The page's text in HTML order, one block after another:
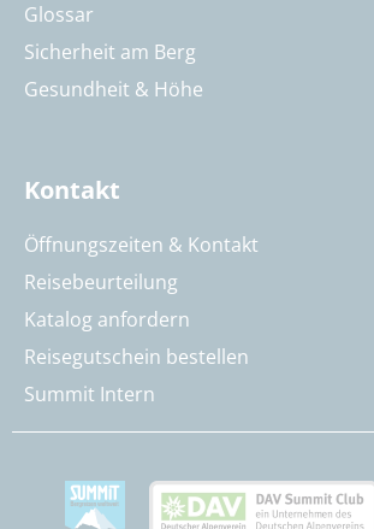
Glossar
Sicherheit am Berg
Gesundheit & Höhe
Kontakt
Öffnungszeiten & Kontakt
Reisebeurteilung
Katalog anfordern
Reisegutschein bestellen
Summit Intern